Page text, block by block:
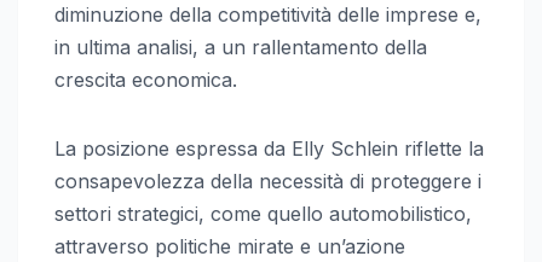
diminuzione della competitività delle imprese e,
in ultima analisi, a un rallentamento della
crescita economica.
La posizione espressa da Elly Schlein riflette la
consapevolezza della necessità di proteggere i
settori strategici, come quello automobilistico,
attraverso politiche mirate e un’azione